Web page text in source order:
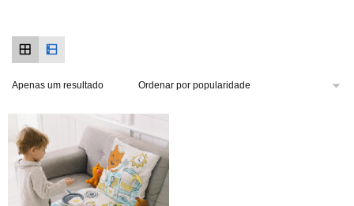
Apenas um resultado